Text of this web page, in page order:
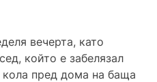
вечерта, като
който е забелязал
кола пред дома на баща